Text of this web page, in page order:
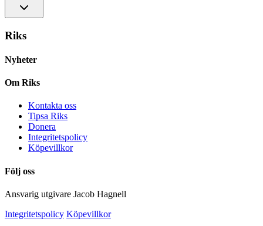
Riks
Nyheter
Om Riks
Kontakta oss
Tipsa Riks
Donera
Integritetspolicy
Köpevillkor
Följ oss
Ansvarig utgivare Jacob Hagnell
Integritetspolicy Köpevillkor